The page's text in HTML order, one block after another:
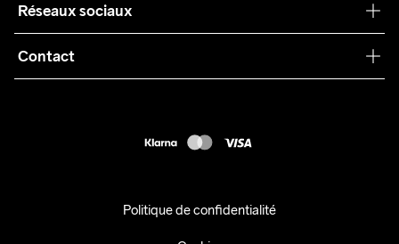
Durabilité
Collaborations
Conditions générales
Retours
Réseaux sociaux
Contact
Politique de confidentialité